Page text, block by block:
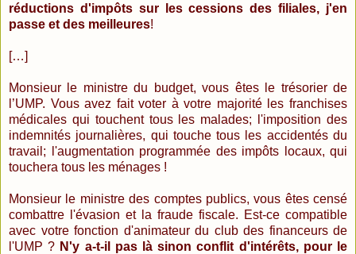
réductions d'impôts sur les cessions des filiales, j'en
passe et des meilleures!
[…]
Monsieur le ministre du budget, vous êtes le trésorier de
l’UMP. Vous avez fait voter à votre majorité les franchises
médicales qui touchent tous les malades; l'imposition des
indemnités journalières, qui touche tous les accidentés du
travail; l'augmentation programmée des impôts locaux, qui
touchera tous les ménages !
Monsieur le ministre des comptes publics, vous êtes censé
combattre l'évasion et la fraude fiscale. Est-ce compatible
avec votre fonction d'animateur du club des financeurs de
l'UMP ? N'y a-t-il pas là sinon conflit d'intérêts, pour le